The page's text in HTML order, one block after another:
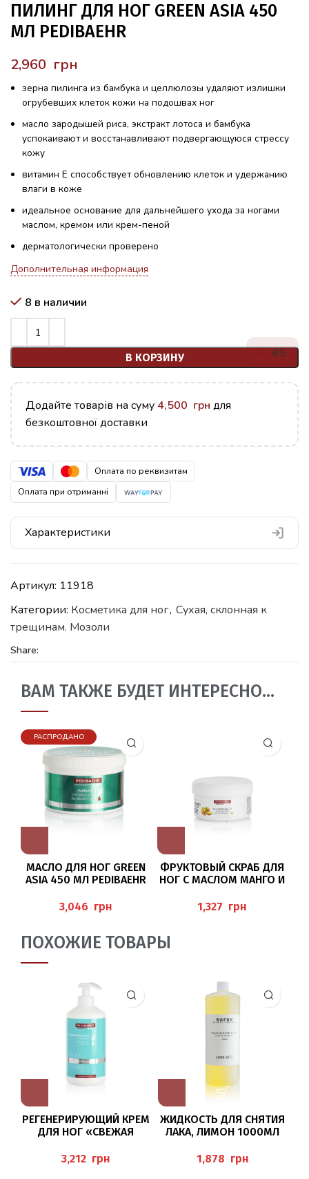
ПИЛИНГ ДЛЯ НОГ GREEN ASIA 450
МЛ PEDIBAEHR
грн
зерна пилинга из бамбука и целлюлозы удаляют излишки
огрубевших клеток кожи на подошвах ног
масло зародышей риса, экстракт лотоса и бамбука
успокаивают и восстанавливают подвергающуюся стрессу
кожу
витамин Е способствует обновлению клеток и удержанию
влаги в коже
идеальное основание для дальнейшего ухода за ногами
маслом, кремом или крем-пеной
дерматологически проверено
Дополнительная информация
8 в наличии
В КОРЗИНУ 85
Додайте товарів на суму 4,500 грн для
безкоштовної доставки
Оплата по реквизитам
Оплата при отриманні
Характеристики
Артикул: 11918
Категории: Косметика для ног, Сухая, склонная к
трещинам. Мозоли
Share:
ВАМ ТАКЖЕ БУДЕТ ИНТЕРЕСНО…
РАСПРОДАНО
МАСЛО ДЛЯ НОГ GREEN
ASIA 450 МЛ PEDIBAEHR
грн
ФРУКТОВЫЙ СКРАБ ДЛЯ
НОГ С МАСЛОМ МАНГО И
125МЛ (FRUCHT-
FUSSPEELING) PEDIBAEHR
грн
ПОХОЖИЕ ТОВАРЫ
РЕГЕНЕРИРУЮЩИЙ КРЕМ
ДЛЯ НОГ «СВЕЖАЯ
PEDIBAEHR
грн
ЖИДКОСТЬ ДЛЯ СНЯТИЯ
ЛАКА, ЛИМОН 1000МЛ
ZITRONE” BAEHR
грн